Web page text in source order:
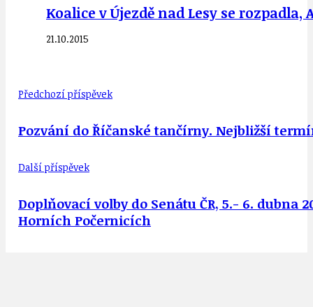
Koalice v Újezdě nad Lesy se
21.10.2015
Předchozí příspěvek
Pozvání do Říčanské tančírny. Nejbližší
Další příspěvek
Doplňovací volby do Senátu ČR, 5.- 6. dubna
Horních Počernicích